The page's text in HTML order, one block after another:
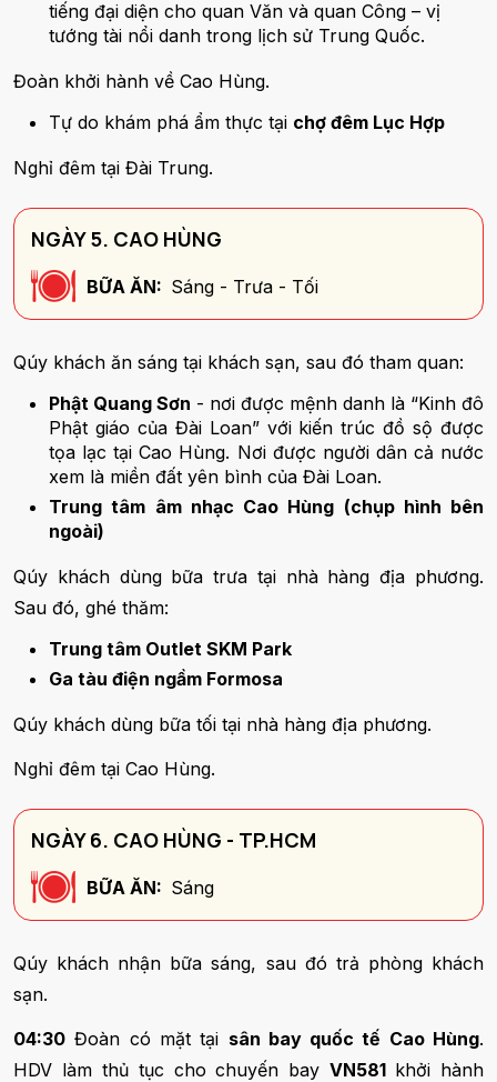
tiếng đại diện cho quan Văn và quan Công – vị
tướng tài nổi danh trong lịch sử Trung Quốc.
Đoàn khởi hành về Cao Hùng.
Tự do khám phá ẩm thực tại chợ đêm Lục Hợp
Nghỉ đêm tại Đài Trung.
NGÀY 5. CAO HÙNG
BỮA ĂN: Sáng - Trưa - Tối
Qúy khách ăn sáng tại khách sạn, sau đó tham quan:
Phật Quang Sơn - nơi được mệnh danh là “Kinh đô
Phật giáo của Đài Loan” với kiến trúc đồ sộ được
tọa lạc tại Cao Hùng. Nơi được người dân cả nước
xem là miền đất yên bình của Đài Loan.
Trung tâm âm nhạc Cao Hùng (chụp hình bên
ngoài)
Qúy khách dùng bữa trưa tại nhà hàng địa phương.
Sau đó, ghé thăm:
Trung tâm Outlet SKM Park
Ga tàu điện ngầm Formosa
Qúy khách dùng bữa tối tại nhà hàng địa phương.
Nghỉ đêm tại Cao Hùng.
NGÀY 6. CAO HÙNG - TP.HCM
BỮA ĂN: Sáng
Qúy khách nhận bữa sáng, sau đó trả phòng khách
sạn.
04:30 Đoàn có mặt tại sân bay quốc tế Cao Hùng.
HDV làm thủ tục cho chuyến bayVN581 khởi hành